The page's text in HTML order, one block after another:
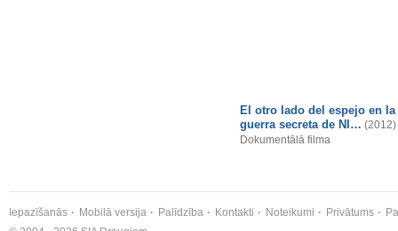
El otro lado del espejo en la
guerra secreta de NI… (2012)
Dokumentālā filma
Iepazīšanās Mobilā versija Palīdzība Kontakti Noteikumi Privātums